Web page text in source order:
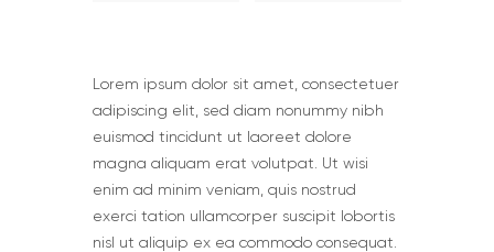
Lorem ipsum dolor sit amet, consectetuer
adipiscing elit, sed diam nonummy nibh
euismod tincidunt ut laoreet dolore
magna aliquam erat volutpat. Ut wisi
enim ad minim veniam, quis nostrud
exerci tation ullamcorper suscipit lobortis
nisl ut aliquip ex ea commodo consequat.